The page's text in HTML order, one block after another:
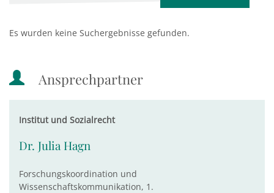
Es wurden keine Suchergebnisse gefunden.
Ansprechpartner
Institut und Sozialrecht
Dr. Julia Hagn
Forschungskoordination und
Wissenschaftskommunikation, 1.